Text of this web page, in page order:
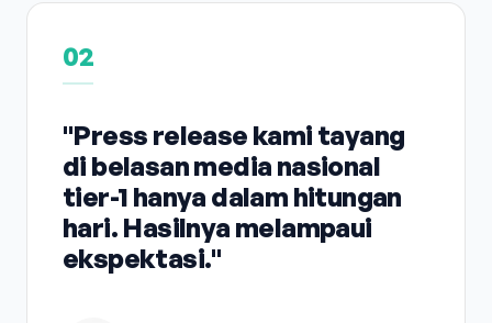
02
"Press release kami tayang
di belasan media nasional
tier-1 hanya dalam hitungan
hari. Hasilnya melampaui
ekspektasi."